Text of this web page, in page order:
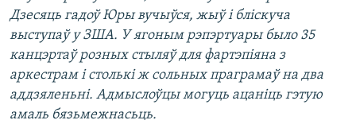
Дзесяць гадоў Юры вучыўся, жыў і бліскуча
выступаў у ЗША. У ягоным рэпэртуары было 35
канцэртаў розных стыляў для фартэпіяна з
аркестрам і столькі ж сольных праграмаў на два
аддзяленьні. Адмыслоўцы могуць ацаніць гэтую
амаль бязьмежнасьць.